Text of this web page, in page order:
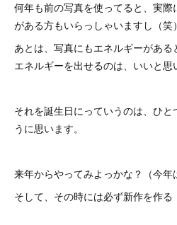
何年も前の写真を使ってると、実
がある方もいらっしゃいますし（笑）
あとは、写真にもエネルギーがあ
エネルギーを出せるのは、いいと思
それを誕生日にっていうのは、ひ
うに思います。
来年からやってみよっかな？（今年
そして、その時には必ず新作を作る